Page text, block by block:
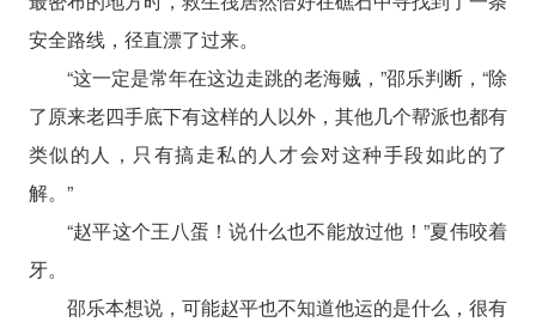
安全路线，径直漂了过来。
“这一定是常年在这边走跳的老海贼，”邵乐判断，“除
了原来老四手底下有这样的人以外，其他几个帮派也都有
类似的人，只有搞走私的人才会对这种手段如此的了
解。”
“赵平这个王八蛋！说什么也不能放过他！”夏伟咬着
牙。
邵乐本想说，可能赵平也不知道他运的是什么，很有